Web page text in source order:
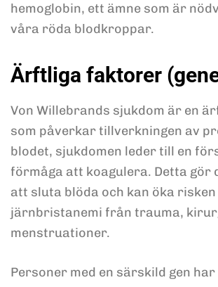
hemoglobin, ett ämne som är
våra röda blodkroppar.
Ärftliga faktorer
Von Willebrands sjukdom är en
som påverkar tillverkningen av
blodet, sjukdomen leder till en
förmåga att koagulera. Detta gör
att sluta blöda och kan öka
järnbristanemi från trauma,
menstruationer.
Personer med en särskild gen